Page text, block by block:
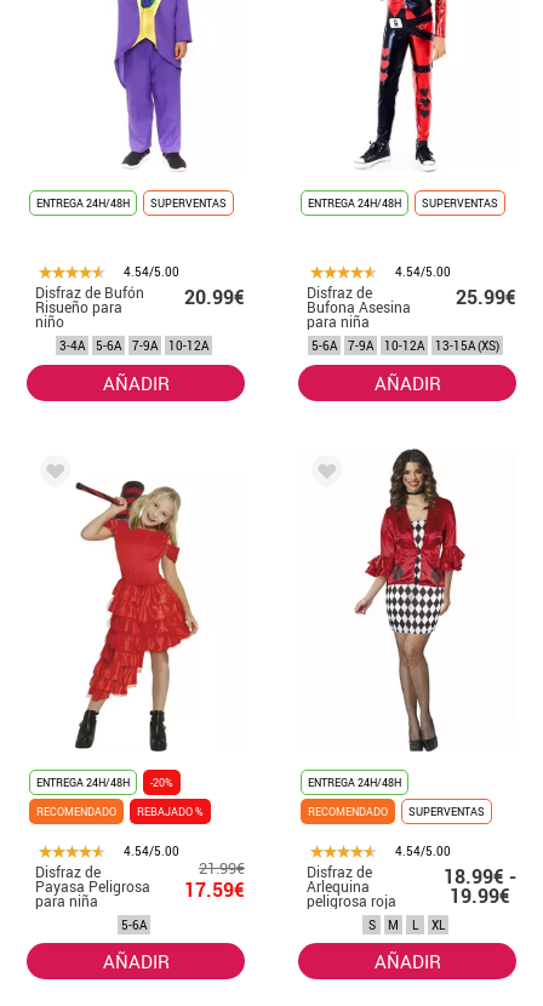
ENTREGA 24H/48H SUPERVENTAS
4.54/5.00
Disfraz de Bufón
Risueño para
niño
20.99€
3-4A 5-6A 7-9A 10-12A
AÑADIR
ENTREGA 24H/48H SUPERVENTAS
4.54/5.00
Disfraz de
Bufona Asesina
para niña
25.99€
5-6A 7-9A 10-12A 13-15A (XS)
AÑADIR
ENTREGA 24H/48H
-20%
RECOMENDADO
REBAJADO %
4.54/5.00
Disfraz de
Payasa Peligrosa
para niña
21.99€
17.59€
5-6A
AÑADIR
ENTREGA 24H/48H
RECOMENDADO
SUPERVENTAS
4.54/5.00
Disfraz de
Arlequina
peligrosa roja
para mujer
18.99€ -
19.99€
S M L XL
AÑADIR